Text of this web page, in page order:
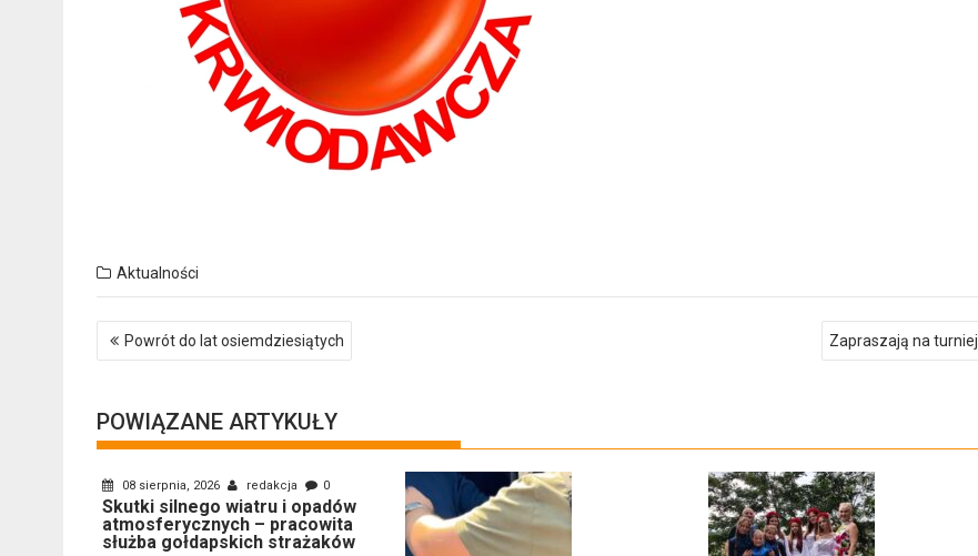
Aktualności
Nawigacja
wpisu
Powrót do lat osiemdziesiątych Zapraszają na turniej
POWIĄZANE ARTYKUŁY
08 sierpnia, 2026 redakcja 0
Skutki silnego wiatru i opadów
atmosferycznych – pracowita
służba gołdapskich strażaków